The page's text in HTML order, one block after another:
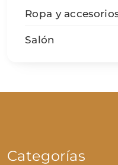
Ropa y
Salón
Categorías